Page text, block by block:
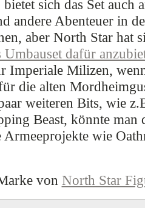
sich das Set auch
andere Abenteuer in
aber North Star hat
Umbauset dafür
Imperiale Milizen,
die alten
weiteren Bits, wie
Beast, könnte man
wie
von North Star